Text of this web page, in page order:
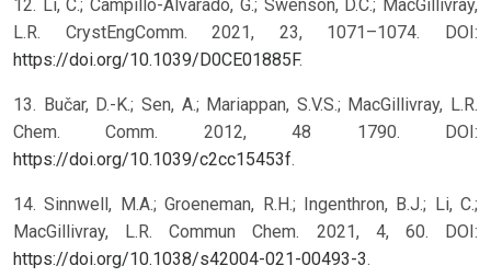
12. Li, C.; Campillo-Alvarado, G.; Swenson, D.C.; MacGillivray,
L.R. CrystEngComm. 2021, 23, 1071–1074. DOI:
https://doi.org/10.1039/D0CE01885F.
13. Bučar, D.-K.; Sen, A.; Mariappan, S.V.S.; MacGillivray, L.R.
Chem. Comm. 2012, 48 1790. DOI:
https://doi.org/10.1039/c2cc15453f.
14. Sinnwell, M.A.; Groeneman, R.H.; Ingenthron, B.J.; Li, C.;
MacGillivray, L.R. Commun Chem. 2021, 4, 60. DOI:
https://doi.org/10.1038/s42004-021-00493-3.